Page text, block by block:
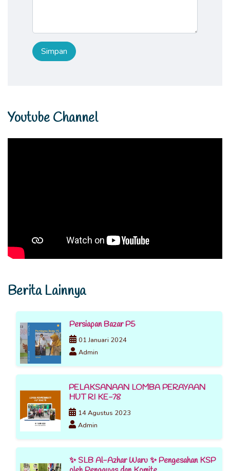
Youtube Channel
Berita Lainnya
Persiapan Bazar P5
01 Januari 2024
Admin
PELAKSANAAN LOMBA PERAYAAN
HUT RI KE-78
14 Agustus 2023
Admin
✨ SLB Al-Azhar Waru ✨ Pengesahan KSP